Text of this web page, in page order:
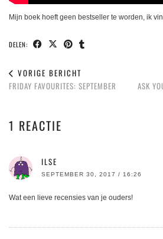
Mijn boek hoeft geen bestseller te worden, ik
DELEN:
VORIGE BERICHT
FRIDAY FAVOURITES: SEPTEMBER
ASK
1 REACTIE
ILSE
SEPTEMBER 30, 2017 / 16:26
Wat een lieve recensies van je ouders!